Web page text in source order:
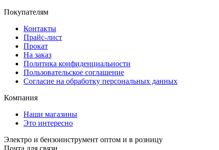
Покупателям
Контакты
Прайс-лист
Прокат
На заказ
Политика конфиденциальности
Пользовательское соглашение
Согласие на обработку персональных данных
Компания
Наши магазины
Это интересно
Электро и бензоинструмент оптом и в розницу
Почта для связи